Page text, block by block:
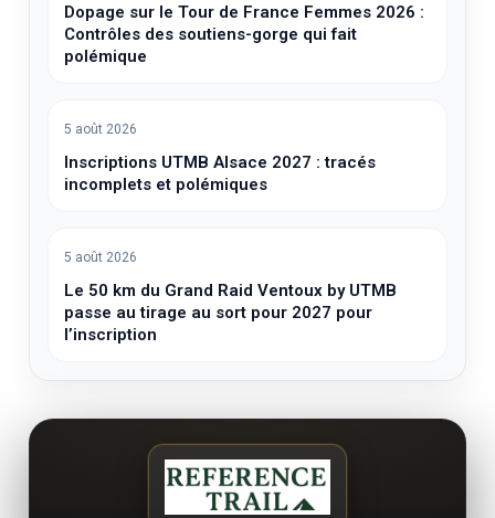
Dopage sur le Tour de France Femmes 2026 :
Contrôles des soutiens-gorge qui fait
polémique
5 août 2026
Inscriptions UTMB Alsace 2027 : tracés
incomplets et polémiques
5 août 2026
Le 50 km du Grand Raid Ventoux by UTMB
passe au tirage au sort pour 2027 pour
l’inscription